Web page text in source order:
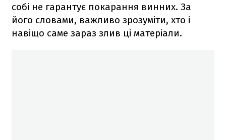
собі не гарантує покарання винних. За
його словами, важливо зрозуміти, хто і
навіщо саме зараз злив ці матеріали.